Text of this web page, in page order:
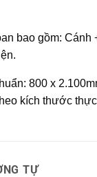
bao gồm: Cánh
800 x
kích thước
TỰ